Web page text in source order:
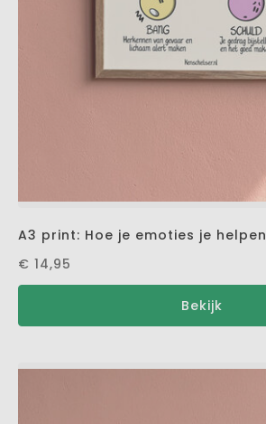
A3 print: Hoe je emoties je helpen
€ 14,95
Bekijk